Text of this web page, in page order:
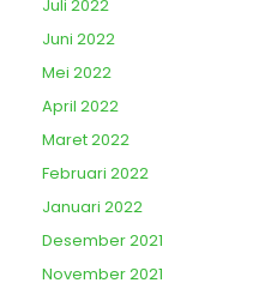
Juli 2022
Juni 2022
Mei 2022
April 2022
Maret 2022
Februari 2022
Januari 2022
Desember 2021
November 2021